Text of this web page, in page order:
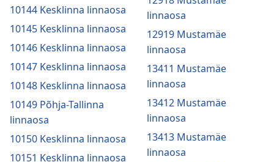
10144 Kesklinna linnaosa
10145 Kesklinna linnaosa
10146 Kesklinna linnaosa
10147 Kesklinna linnaosa
10148 Kesklinna linnaosa
10149 Põhja-Tallinna
linnaosa
10150 Kesklinna linnaosa
10151 Kesklinna linnaosa
linnaosa
12919 Mustamäe
linnaosa
13411 Mustamäe
linnaosa
13412 Mustamäe
linnaosa
13413 Mustamäe
linnaosa